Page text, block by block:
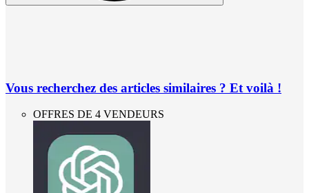
Vous recherchez des articles similaires ? Et voilà !
OFFRES DE 4 VENDEURS